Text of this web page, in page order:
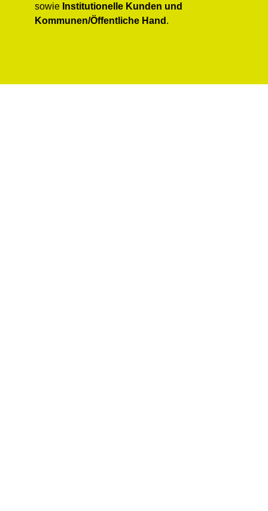
sowie Institutionelle Kunden und
Kommunen/Öffentliche Hand .